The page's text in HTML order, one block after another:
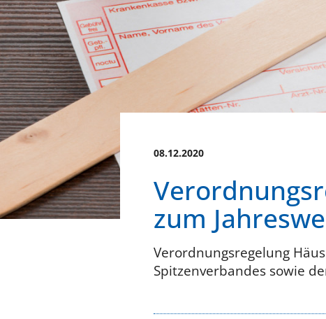
08.12.2020
zum
Verordnungsregelung
Spitzenverbandes sowie